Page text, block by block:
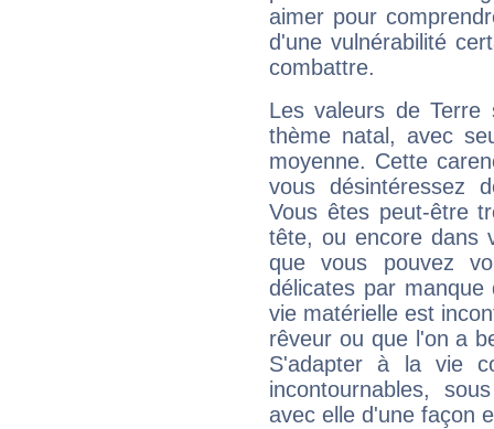
aimer pour
d'une vulnérabilité
combattre.
Les valeurs de Terre
thème natal, avec
moyenne. Cette
vous désintéressez
Vous êtes peut-être
tête, ou encore dans
que vous pouvez
délicates par
vie matérielle est
rêveur ou que l'on a
S'adapter à la vie
incontournables,
avec elle d'une façon